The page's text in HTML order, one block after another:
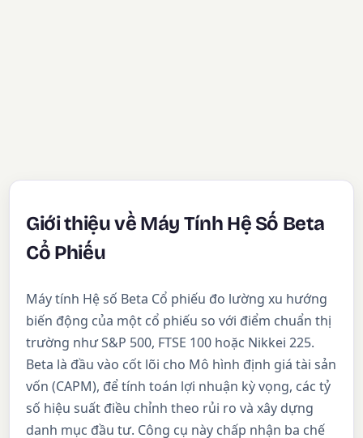
Giới thiệu về Máy Tính Hệ Số Beta
Cổ Phiếu
Máy tính Hệ số Beta Cổ phiếu đo lường xu hướng
biến động của một cổ phiếu so với điểm chuẩn thị
trường như S&P 500, FTSE 100 hoặc Nikkei 225.
Beta là đầu vào cốt lõi cho Mô hình định giá tài sản
vốn (CAPM), để tính toán lợi nhuận kỳ vọng, các tỷ
số hiệu suất điều chỉnh theo rủi ro và xây dựng
danh mục đầu tư. Công cụ này chấp nhận ba chế